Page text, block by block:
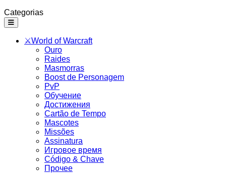
Categorias
⚔️World of Warcraft
Ouro
Raides
Masmorras
Boost de Personagem
PvP
Обучение
Достижения
Cartão de Tempo
Mascotes
Missões
Assinatura
Игровое время
Código & Chave
Прочее